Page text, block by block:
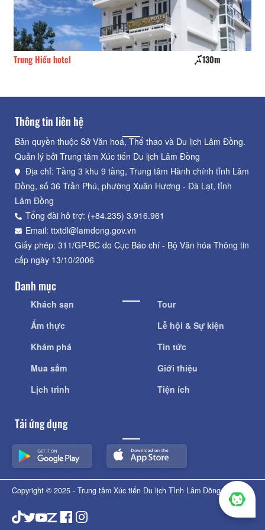
Trung Hiếu hotel 130m
Thông tin liên hệ
Bản quyền thuộc Sở Văn hoá, Thể thao và Du lịch Lâm Đồng.
Quản lý bởi Trung tâm Xúc tiến Du lịch Lâm Đồng
Địa chỉ: Tầng 3 khu 9 tầng, Trung tâm Hành chính tỉnh Lâm
Đồng, số 36 Trần Phú, phường Xuân Hương - Đà Lạt, tỉnh
Lâm Đồng
Tổng đài hỗ trợ: (+84.235) 3.916.961
Email: ttxtdl@lamdong.gov.vn
Giấy phép: 311/GP-BC do Cục Báo chí - Bộ Văn hóa Thông tin
cấp ngày 13/10/2006
Danh mục
Khách sạn
Ẩm thực
Khám phá
Mua sắm
Lịch trình
Tour
Lễ hội & Sự kiện
Tin tức
Giới thiệu
Tiện ích
Tải ứng dụng
Copyright © 2025 - Trung tâm Xúc tiến Du lịch Tỉnh Lâm Đồng